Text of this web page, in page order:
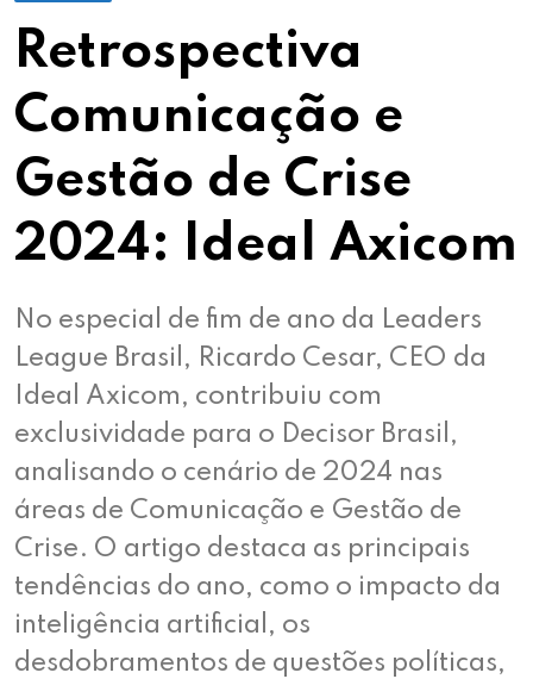
Retrospectiva
Comunicação e
Gestão de Crise
2024: Ideal Axicom
No especial de fim de ano da Leaders
League Brasil, Ricardo Cesar, CEO da
Ideal Axicom, contribuiu com
exclusividade para o Decisor Brasil,
analisando o cenário de 2024 nas
áreas de Comunicação e Gestão de
Crise. O artigo destaca as principais
tendências do ano, como o impacto da
inteligência artificial, os
desdobramentos de questões políticas,